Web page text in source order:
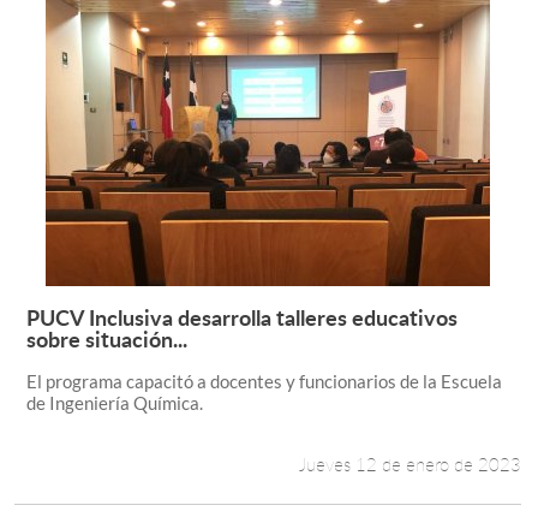
Leer más +
PUCV Inclusiva desarrolla talleres educativos
sobre situación...
El programa capacitó a docentes y funcionarios de la Escuela
de Ingeniería Química.
Jueves 12 de enero de 2023